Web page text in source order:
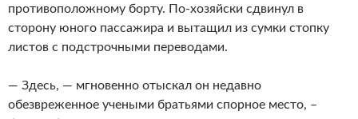
противоположному борту. По-хозяйски сдвинул в
сторону юного пассажира и вытащил из сумки стопку
листов с подстрочными переводами.
— Здесь, — мгновенно отыскал он недавно
обезвреженное учеными братьями спорное место, –